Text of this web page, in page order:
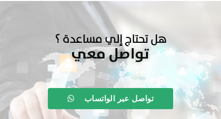
هل تحتاج إلي مساعدة ؟
تواصل معي
تواصل عبر الواتساب